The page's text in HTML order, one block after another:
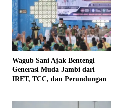
Wagub Sani Ajak Bentengi
Generasi Muda Jambi dari
IRET, TCC, dan Perundungan